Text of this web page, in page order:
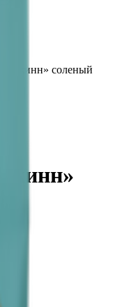
«Джинн» соленый